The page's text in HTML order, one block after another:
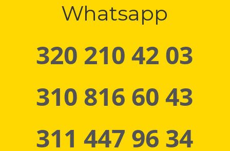
Whatsapp
320 210 42 03
310 816 60 43
311 447 96 34